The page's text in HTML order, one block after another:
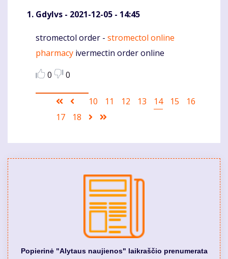
Gdylvs - 2021-12-05 - 14:45
Komentaras
stromectol order - stromectol online
pharmacy ivermectin order online
0
0
Pagination
First
page
Ankstesnis
puslapis
Puslapis
10 Puslapis
11 Puslapis
12 Puslapis
13
Current
14 Puslapis
15 Puslapis
16
Puslapis
17 Puslapis
18
Sekantis
Popierinė "Alytaus naujienos" laikraščio prenumerata